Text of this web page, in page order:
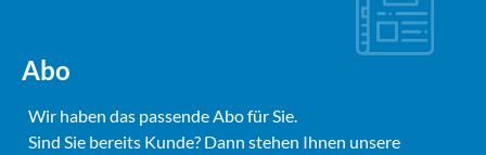
Abo
Wir haben das passende Abo für Sie.
Sind Sie bereits Kunde? Dann stehen Ihnen unsere